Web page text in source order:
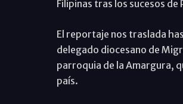
Filipinas tras los sucesos de
El reportaje nos traslada
delegado diocesano de
parroquia de la Amargura,
país.